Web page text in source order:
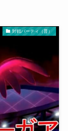
対戦パーティ（普）